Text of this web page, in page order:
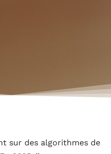
sur des algorithmes de